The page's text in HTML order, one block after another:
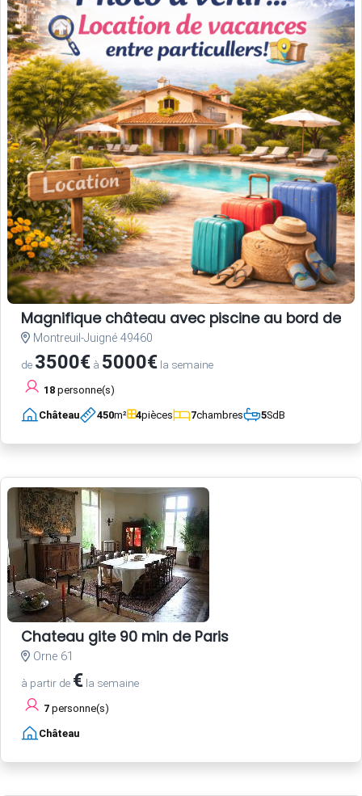
Magnifique château avec piscine au bord de la
Montreuil-Juigné 49460
de 3500€ à 5000€ la semaine
18 personne(s)
Château 450m² 4pièces 7chambres 5SdB
Chateau gite 90 min de Paris
Orne 61
à partir de € la semaine
7 personne(s)
Château